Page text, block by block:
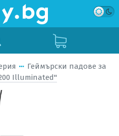
Геймърски падове за
Illuminated"